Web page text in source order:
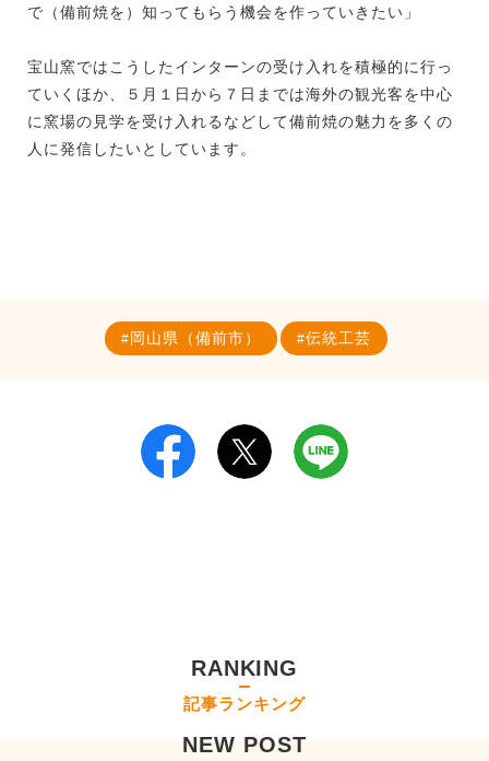
で（備前焼を）知ってもらう機会を作っていきたい」
宝山窯ではこうしたインターンの受け入れを積極的に行っ
ていくほか、５月１日から７日までは海外の観光客を中心
に窯場の見学を受け入れるなどして備前焼の魅力を多くの
人に発信したいとしています。
岡山県（備前市） 伝統工芸
RANKING
記事ランキング
NEW POST